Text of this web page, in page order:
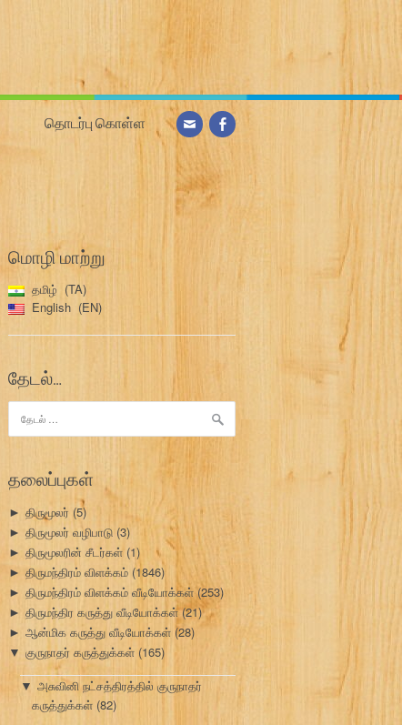
தொடர்பு கொள்ள
மொழி மாற்று
தமிழ்
TA
English
EN
தேடல்…
தேடு:
தலைப்புகள்
► திருமூலர் (5)
► திருமூலர் வழிபாடு (3)
► திருமூலரின் சீடர்கள் (1)
► திருமந்திரம் விளக்கம் (1846)
► திருமந்திரம் விளக்கம் வீடியோக்கள்(253)
► திருமந்திர கருத்து வீடியோக்கள்(21)
► ஆன்மிக கருத்து வீடியோக்கள் (28)
▼ குருநாதர் கருத்துக்கள் (165)
▼ அசுவினி நட்சத்திரத்தில் குருநாதர்
கருத்துக்கள் (82)